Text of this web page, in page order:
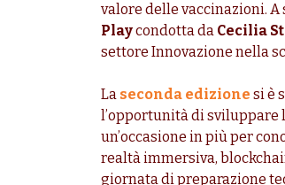
valore delle vaccinazioni.
Playcondotta da Cecilia
settore Innovazione nella
La seconda edizione si è
l’opportunità di sviluppare
un’occasione in più per
realtà immersiva,
giornata di preparazione